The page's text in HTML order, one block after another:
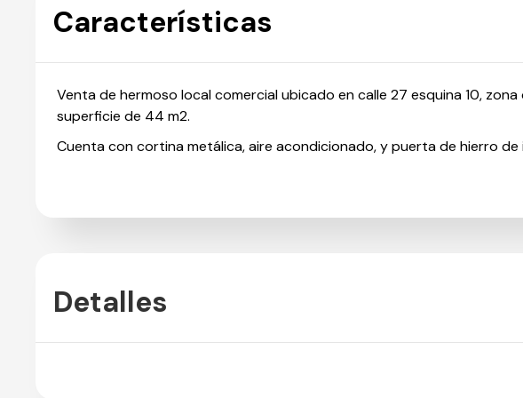
Características
Venta de hermoso local comercial ubicado en calle 27 esquina 10,
superficie de 44 m2.
Cuenta con cortina metálica, aire acondicionado, y puerta de hierro de
Detalles